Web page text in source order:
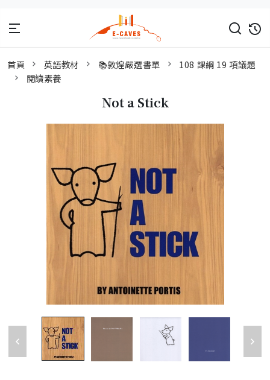
首頁 英語教材 📚敦煌嚴選書單
108 課綱 19 項議題
閱讀素養
Not a Stick